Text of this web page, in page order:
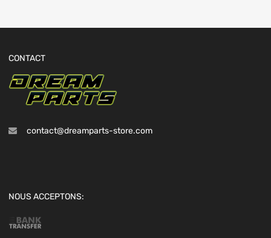
CONTACT
contact@dreamparts-store.com
NOUS ACCEPTONS: